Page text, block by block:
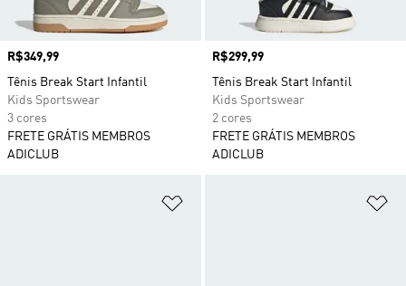
Preço
R$349,99
Tênis Break Start Infantil
Kids Sportswear
3 cores
FRETE GRÁTIS MEMBROS
ADICLUB
Preço
R$299,99
Tênis Break Start Infantil
Kids Sportswear
2 cores
FRETE GRÁTIS MEMBROS
ADICLUB